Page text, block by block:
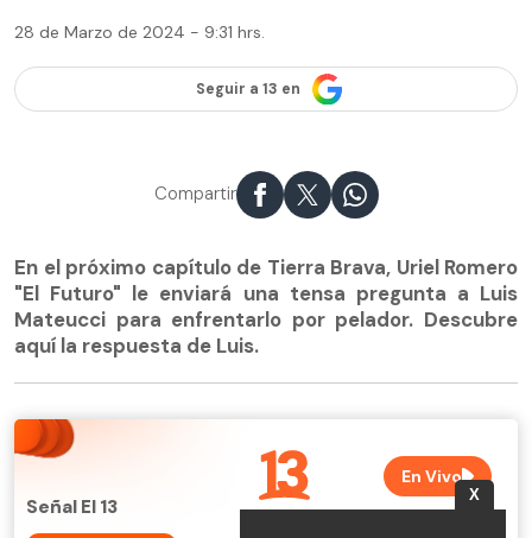
28 de Marzo de 2024 - 9:31 hrs.
Seguir a 13 en
Compartir
En el próximo capítulo de Tierra Brava, Uriel Romero
"El Futuro" le enviará una tensa pregunta a Luis
Mateucci para enfrentarlo por pelador. Descubre
aquí la respuesta de Luis.
Señal El 13